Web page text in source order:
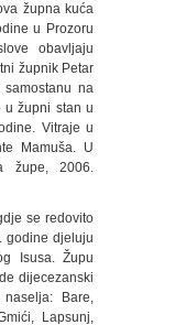
župna kuća
u Prozoru
obavljaju
župnik Petar
na
u župni stan u
Vitraje u
Mamuša. U
župe, 2006.
se redovito
godine djeluju
Isusa. Župu
dijecezanski
Bare,
Lapsunj,